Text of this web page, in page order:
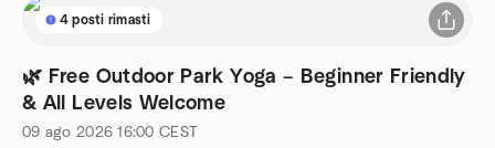
4 posti rimasti
🌿 Free Outdoor Park Yoga – Beginner Friendly
& All Levels Welcome
09 ago 2026 16:00 CEST